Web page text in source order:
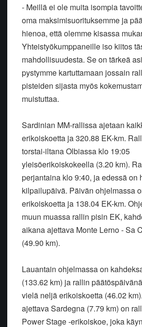
- Meillä ei ole muita isompia
oma maksimisuorituksemme ja
hienoa, että olemme kisassa
Yhteistyökumppaneille iso kiitos
mahdollisuudesta. Se on tärkeä
pystymme kartuttamaan jossain
pisteiden sijasta myös
muistuttaa.
Sardinian MM-rallissa ajetaan
erikoiskoetta ja 320.88 EK-km.
torstai-iltana Olbiassa klo 19:05
yleisöerikoiskokeella (3.20 km).
perjantaina klo 9:40, ja edessä on
kilpailupäivä. Päivän ohjelmassa
erikoiskoetta ja 138.04 EK-km.
muun muassa rallin pisin EK,
aikana ajettava Monte Lerno - Sa
(49.90 km).
Lauantain ohjelmassa on
(133.62 km) ja rallin
vielä neljä erikoiskoetta (46.02
ajettava Sardegna (7.79 km) on
Power Stage -erikoiskoe, joka